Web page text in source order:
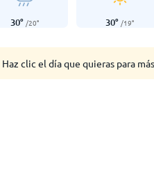
30° /20° 30° /19°
Haz clic el día que quieras para